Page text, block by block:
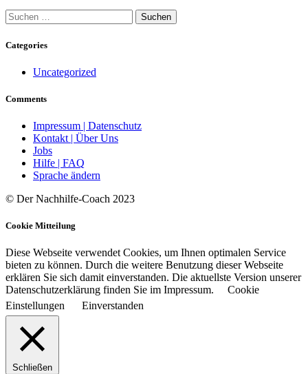
Suchen
nach:
Categories
Uncategorized
Comments
Impressum | Datenschutz
Kontakt | Über Uns
Jobs
Hilfe | FAQ
Sprache ändern
© Der Nachhilfe-Coach 2023
Cookie Mitteilung
Diese Webseite verwendet Cookies, um Ihnen optimalen Service
bieten zu können. Durch die weitere Benutzung dieser Webseite
erklären Sie sich damit einverstanden. Die aktuellste Version unserer
Datenschutzerklärung finden Sie im Impressum.
Cookie
Einstellungen
Einverstanden
Schließen